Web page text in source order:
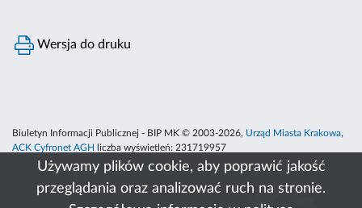
Używamy plików cookie, aby poprawić jakość
przeglądania oraz analizować ruch na stronie.
Wersja do druku
Biuletyn Informacji Publicznej - BIP MK © 2003-2026, Urząd Miasta Krakowa,
ACK Cyfronet AGH
liczba wyświetleń: 231719957